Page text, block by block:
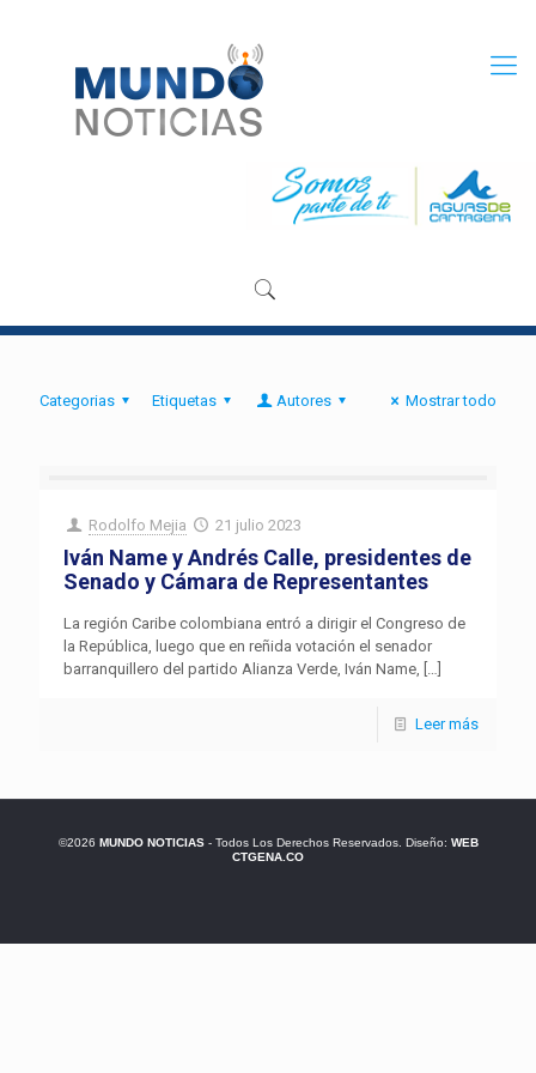
Categorias Etiquetas Autores Mostrar todo
Rodolfo Mejia 21 julio 2023
Iván Name y Andrés Calle, presidentes de
Senado y Cámara de Representantes
La región Caribe colombiana entró a dirigir el Congreso de
la República, luego que en reñida votación el senador
barranquillero del partido Alianza Verde, Iván Name, […]
Leer más
©2026 MUNDO NOTICIAS- Todos Los Derechos Reservados. Diseño: WEB
CTGENA.CO